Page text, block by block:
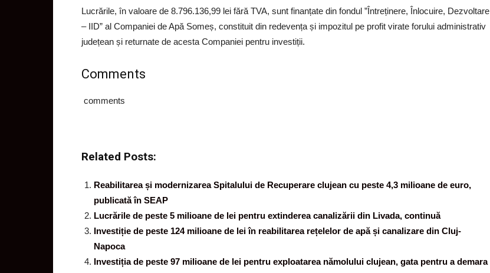
Lucrările, în valoare de 8.796.136,99 lei fără TVA, sunt finanțate din fondul ”Întreținere, Înlocuire, Dezvoltare
– IID” al Companiei de Apă Someș, constituit din redevența și impozitul pe profit virate forului administrativ
județean și returnate de acesta Companiei pentru investiții.
Comments
comments
Related Posts:
Reabilitarea și modernizarea Spitalului de Recuperare clujean cu peste 4,3 milioane de euro,
publicată în SEAP
Lucrările de peste 5 milioane de lei pentru extinderea canalizării din Livada, continuă
Investiție de peste 124 milioane de lei în reabilitarea rețelelor de apă și canalizare din Cluj-
Napoca
Investiția de peste 97 milioane de lei pentru exploatarea nămolului clujean, gata pentru a demara